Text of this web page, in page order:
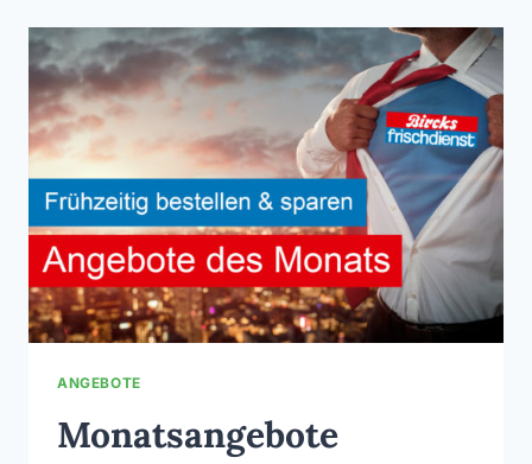
ANGEBOTE
Monatsangebote